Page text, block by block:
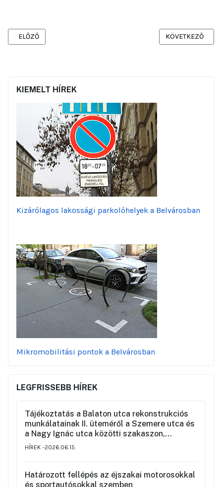
ELŐZŐ CIKK: IDEIGLENES FORGALOMTECHNIKAI ÁLLAPOT: 2013.
ELŐZŐ KÖVETKEZŐ
KÖVETKEZŐ
KIEMELT HÍREK
Kizárólagos lakossági parkolóhelyek a Belvárosban
Mikromobilitási pontok a Belvárosban
LEGFRISSEBB HÍREK
Tájékoztatás a Balaton utca rekonstrukciós
munkálatainak II. üteméről a Szemere utca és
a Nagy Ignác utca közötti szakaszon,
valamint a környék ideiglenes forgalmi
HÍREK 2026.06.15.
Határozott fellépés az éjszakai motorosokkal
és sportautósokkal szemben